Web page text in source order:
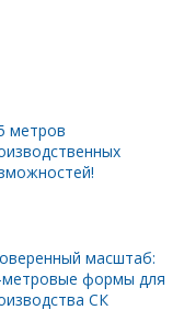
метров
масштаб:
метровые формы для
СК